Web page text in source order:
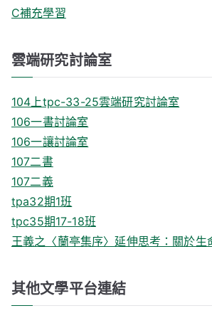
C補充學習
雲端研究討論室
104上tpc-33-25雲端研究討論室
106一書討論室
106一讓討論室
107二書
107二義
tpa32期1班
tpc35期17-18班
王義之〈蘭亭集序〉延伸思考：關於
其他文學平台連結